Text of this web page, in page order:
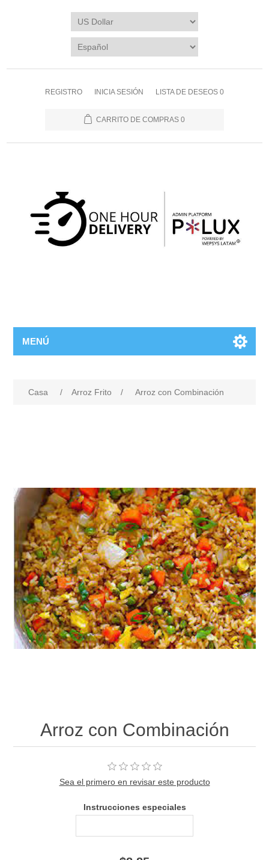
REGISTRO INICIA SESIÓN LISTA DE DESEOS 0
CARRITO DE COMPRAS 0
MENÚ
Casa / Arroz Frito / Arroz con Combinación
Arroz con Combinación
Sea el primero en revisar este producto
Instrucciones especiales